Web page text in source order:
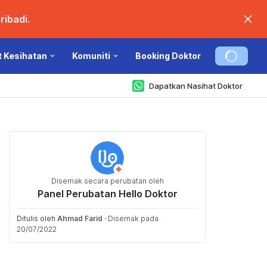
Kesihatan Komuniti Booking Doktor
Dapatkan Nasihat Doktor
Disemak secara perubatan oleh
Panel Perubatan Hello Doktor
Ditulis oleh Ahmad Farid · Disemak pada
20/07/2022